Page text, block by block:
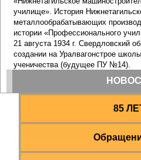
85